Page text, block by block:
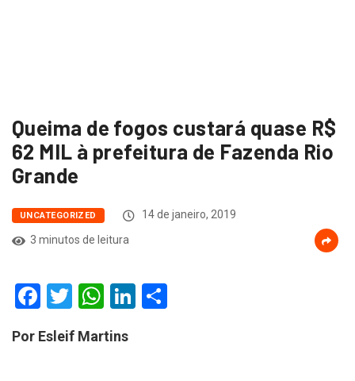
Queima de fogos custará quase R$
62 MIL à prefeitura de Fazenda Rio
Grande
UNCATEGORIZED
14 de janeiro, 2019
3 minutos de leitura
Facebook
Twitter
WhatsApp
LinkedIn
Por Esleif Martins